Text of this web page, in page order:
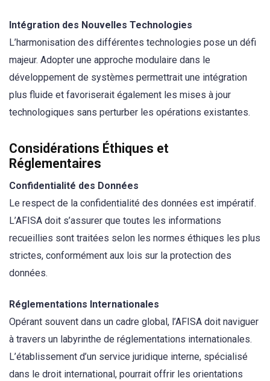
Intégration des Nouvelles Technologies
L’harmonisation des différentes technologies pose un défi
majeur. Adopter une approche modulaire dans le
développement de systèmes permettrait une intégration
plus fluide et favoriserait également les mises à jour
technologiques sans perturber les opérations existantes.
Considérations Éthiques et
Réglementaires
Confidentialité des Données
Le respect de la confidentialité des données est impératif.
L’AFISA doit s’assurer que toutes les informations
recueillies sont traitées selon les normes éthiques les plus
strictes, conformément aux lois sur la protection des
données.
Réglementations Internationales
Opérant souvent dans un cadre global, l’AFISA doit naviguer
à travers un labyrinthe de réglementations internationales.
L’établissement d’un service juridique interne, spécialisé
dans le droit international, pourrait offrir les orientations